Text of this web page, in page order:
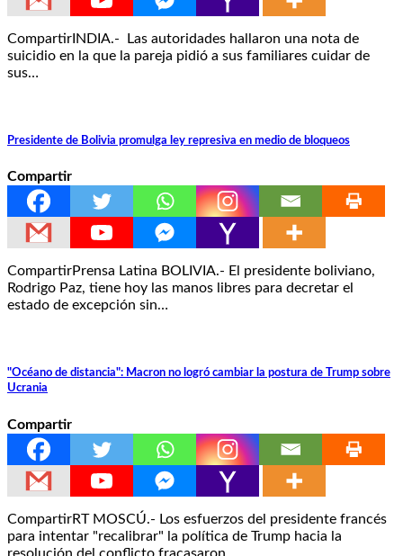
CompartirINDIA.- Las autoridades hallaron una nota de
suicidio en la que la pareja pidió a sus familiares cuidar de
sus…
Presidente de Bolivia promulga ley represiva en medio de bloqueos
Compartir
CompartirPrensa Latina BOLIVIA.- El presidente boliviano,
Rodrigo Paz, tiene hoy las manos libres para decretar el
estado de excepción sin…
"Océano de distancia": Macron no logró cambiar la postura de Trump sobre
Ucrania
Compartir
CompartirRT MOSCÚ.- Los esfuerzos del presidente francés
para intentar "recalibrar" la política de Trump hacia la
resolución del conflicto fracasaron…